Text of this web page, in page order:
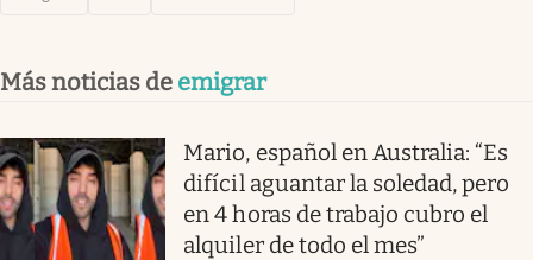
Más noticias de emigrar
Mario, español en Australia: “Es
difícil aguantar la soledad, pero
en 4 horas de trabajo cubro el
alquiler de todo el mes”